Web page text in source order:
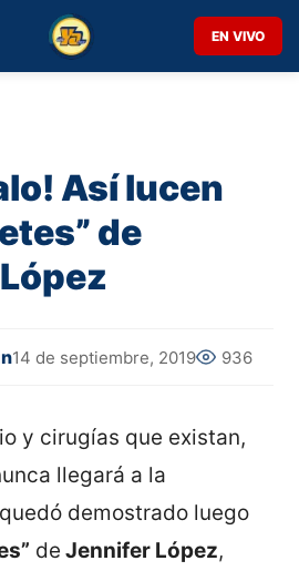
EN VIVO
Así lucen
de
14 de septiembre, 2019 936
y cirugías que existan,
llegará a la
demostrado luego
de Jennifer López,